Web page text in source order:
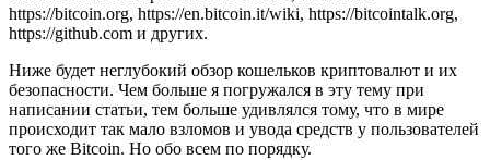
https://bitcoin.org, https://en.bitcoin.it/wiki, https://bitcointalk.org,
https://github.com и других.
Ниже будет неглубокий обзор кошельков криптовалют и их
безопасности. Чем больше я погружался в эту тему при
написании статьи, тем больше удивлялся тому, что в мире
происходит так мало взломов и увода средств у пользователей
того же Bitcoin. Но обо всем по порядку.